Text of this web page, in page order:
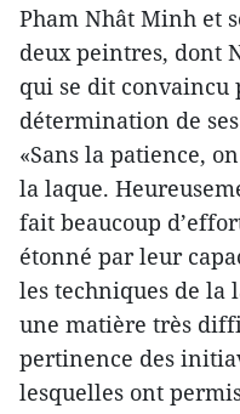
Pham Nhât Minh et
deux peintres, dont
qui se dit convaincu
détermination de
«Sans la patience,
la laque.
fait beaucoup
étonné par leur
les techniques de la
une matière très
pertinence des
lesquelles ont